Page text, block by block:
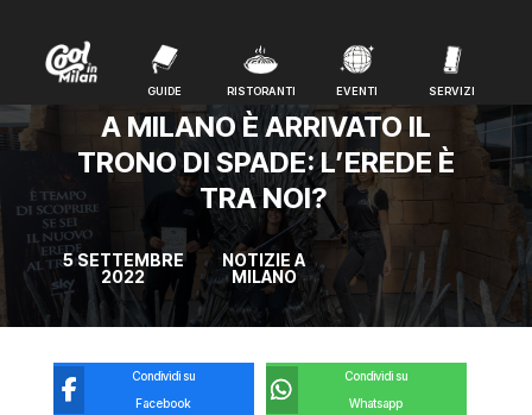
GUIDE RISTORANTI EVENTI SERVIZI
GUIDE RISTORANTI EVENTI SERVIZI
A MILANO È ARRIVATO IL
TRONO DI SPADE: L’EREDE È
TRA NOI?
5 SETTEMBRE
2022
NOTIZIE A
MILANO
Condividi su
Facebook
Condividi su
Whatsapp